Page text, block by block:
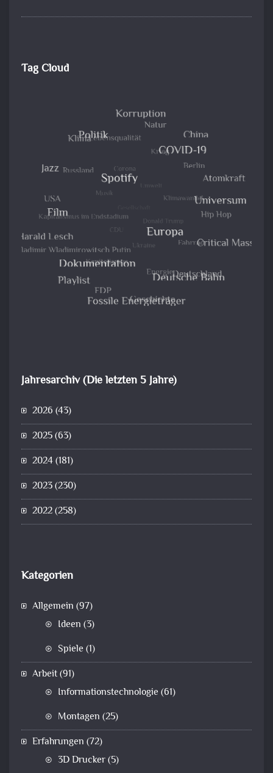
Tag Cloud
Jahresarchiv (Die letzten 5 Jahre)
2026 (43)
2025(63)
2024(181)
2023(230)
2022(258)
Kategorien
Allgemein (97)
Ideen (3)
Spiele (1)
Arbeit(91)
Informationstechnologie (61)
Montagen (25)
Erfahrungen (72)
3D Drucker(5)